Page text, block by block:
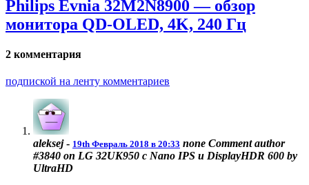
Philips Evnia 32M2N8900 — обзор
монитора QD-OLED, 4K, 240 Гц
2 комментария
подпиской на ленту комментариев
aleksej - 19th Февраль 2018 в 20:33 none Comment author
#3840 on LG 32UK950 с Nano IPS и DisplayHDR 600 by
UltraHD